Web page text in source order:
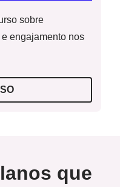
sobre
engajamento nos
que